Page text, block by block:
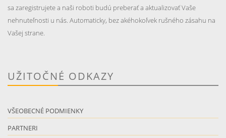
sa zaregistrujete a naši roboti budú preberať a aktualizovať Vaše
nehnuteľnosti u nás. Automaticky, bez akéhokoľvek rušného zásahu na
Vašej strane.
UŽITOČNÉ ODKAZY
VŠEOBECNÉ PODMIENKY
PARTNERI